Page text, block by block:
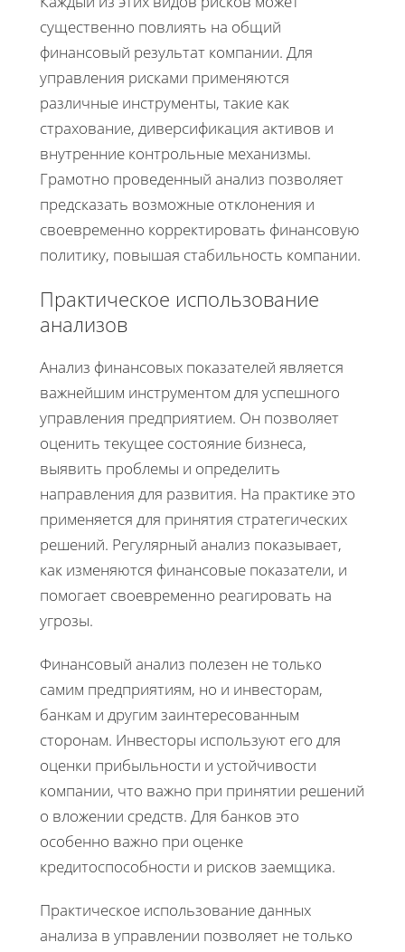
существенно повлиять на общий
финансовый результат компании. Для
управления рисками применяются
различные инструменты, такие как
страхование, диверсификация активов и
внутренние контрольные механизмы.
Грамотно проведенный анализ позволяет
предсказать возможные отклонения и
своевременно корректировать финансовую
политику, повышая стабильность компании.
Практическое использование
анализов
Анализ финансовых показателей является
важнейшим инструментом для успешного
управления предприятием. Он позволяет
оценить текущее состояние бизнеса,
выявить проблемы и определить
направления для развития. На практике это
применяется для принятия стратегических
решений. Регулярный анализ показывает,
как изменяются финансовые показатели, и
помогает своевременно реагировать на
угрозы.
Финансовый анализ полезен не только
самим предприятиям, но и инвесторам,
банкам и другим заинтересованным
сторонам. Инвесторы используют его для
оценки прибыльности и устойчивости
компании, что важно при принятии решений
о вложении средств. Для банков это
особенно важно при оценке
кредитоспособности и рисков заемщика.
Практическое использование данных
анализа в управлении позволяет не только